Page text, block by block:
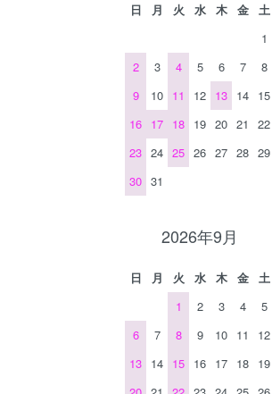
日 月 火 水 木 金
土
1
2
3 4 5 6 7
8
9
10 11 12 13 14 15
16 17 18 19 20 21
22
23 24 25 26 27 28 29
30 31
2026年9月
日 月 火 水 木 金
土
1
2 3 4
5
6
7 8 9 10 11
12
13 14 15 16 17 18 19